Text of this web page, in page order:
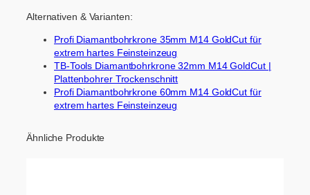
Alternativen & Varianten:
Profi Diamantbohrkrone 35mm M14 GoldCut für
extrem hartes Feinsteinzeug
TB-Tools Diamantbohrkrone 32mm M14 GoldCut |
Plattenbohrer Trockenschnitt
Profi Diamantbohrkrone 60mm M14 GoldCut für
extrem hartes Feinsteinzeug
Ähnliche Produkte